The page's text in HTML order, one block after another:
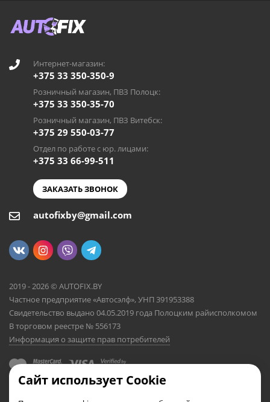
Интернет-магазин:
+375 33 350-350-9
Розничный магазин, ПВЗ Полоцк:
+375 33 350-35-70
Розничный магазин, ПВЗ Витебск:
+375 29 550-03-77
Отдел по работе с юр. лицами:
+375 33 66-99-511
ЗАКАЗАТЬ ЗВОНОК
autofixby@gmail.com
2019 - 2026 © AUTOFIX.BY
Частное предприятие «Автосэлф», УНП 391953388
Свидетельство выдано 04.05.2019 года Полоцким райисполкомом
В торговом реестре № 556173
Информация о защите прав потребителей
Сайт использует Cookie